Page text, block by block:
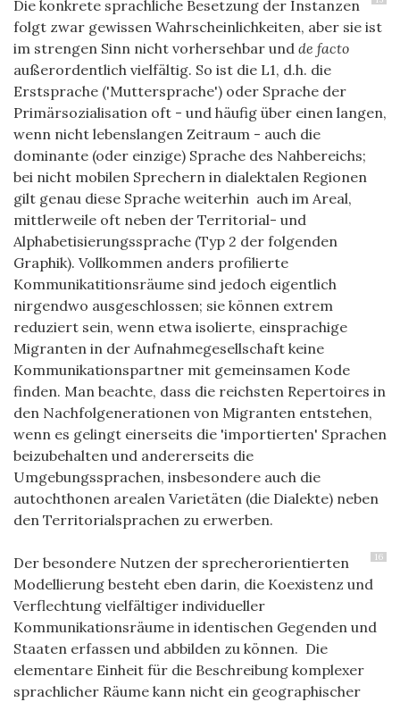
Die konkrete sprachliche Besetzung der Instanzen
folgt zwar gewissen Wahrscheinlichkeiten, aber sie ist
im strengen Sinn nicht vorhersehbar und de facto
außerordentlich vielfältig. So ist die L1, d.h. die
Erstsprache ('Muttersprache') oder Sprache der
Primärsozialisation oft - und häufig über einen langen,
wenn nicht lebenslangen Zeitraum - auch die
dominante (oder einzige) Sprache des Nahbereichs;
bei nicht mobilen Sprechern in dialektalen Regionen
gilt genau diese Sprache weiterhin auch im Areal,
mittlerweile oft neben der Territorial- und
Alphabetisierungssprache (Typ 2 der folgenden
Graphik). Vollkommen anders profilierte
Kommunikatitionsräume sind jedoch eigentlich
nirgendwo ausgeschlossen; sie können extrem
reduziert sein, wenn etwa isolierte, einsprachige
Migranten in der Aufnahmegesellschaft keine
Kommunikationspartner mit gemeinsamen Kode
finden. Man beachte, dass die reichsten Repertoires in
den Nachfolgenerationen von Migranten entstehen,
wenn es gelingt einerseits die 'importierten' Sprachen
beizubehalten und andererseits die
Umgebungssprachen, insbesondere auch die
autochthonen arealen Varietäten (die Dialekte) neben
den Territorialsprachen zu erwerben.
16
Der besondere Nutzen der sprecherorientierten
Modellierung besteht eben darin, die Koexistenz und
Verflechtung vielfältiger individueller
Kommunikationsräume in identischen Gegenden und
Staaten erfassen und abbilden zu können. Die
elementare Einheit für die Beschreibung komplexer
sprachlicher Räume kann nicht ein geographischer